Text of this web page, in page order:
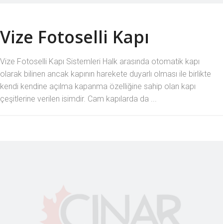
Vize Fotoselli Kapı
Vize Fotoselli Kapı Sistemleri Halk arasında otomatik kapı
olarak bilinen ancak kapının harekete duyarlı olması ile birlikte
kendi kendine açılma kapanma özelliğine sahip olan kapı
çeşitlerine verilen isimdir. Cam kapılarda da ...